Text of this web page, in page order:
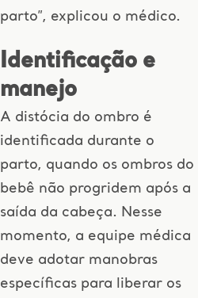
parto”, explicou o médico.
Identificação e
manejo
A distócia do ombro é
identificada durante o
parto, quando os ombros do
bebê não progridem após a
saída da cabeça. Nesse
momento, a equipe médica
deve adotar manobras
específicas para liberar os